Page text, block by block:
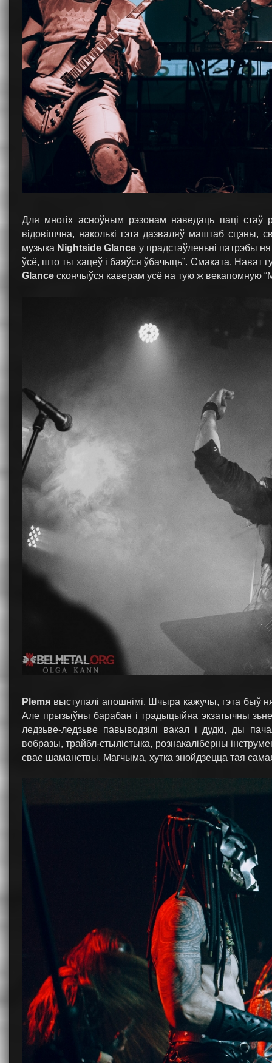
Для многіх асноўным рэзонам наведаць паці
відовішчна, наколькі гэта дазваляў маштаб сцэны,
музыка Nightside Glance у прадстаўленьні патрэбы
ўсё, што ты хацеў і баяўся ўбачыць”. Смаката. Нават
Glance скончыўся каверам усё на тую ж векапомную
Plemя выступалі апошнімі. Шчыра кажучы, гэта быў
Але прызыўны барабан і традыцыйна экзатычны
ледзьве-ледзьве павыводзілі вакал і дудкі, ды
вобразы, трайбл-стылістыка, рознакаліберны
свае шаманствы. Магчыма, хутка знойдзецца тая